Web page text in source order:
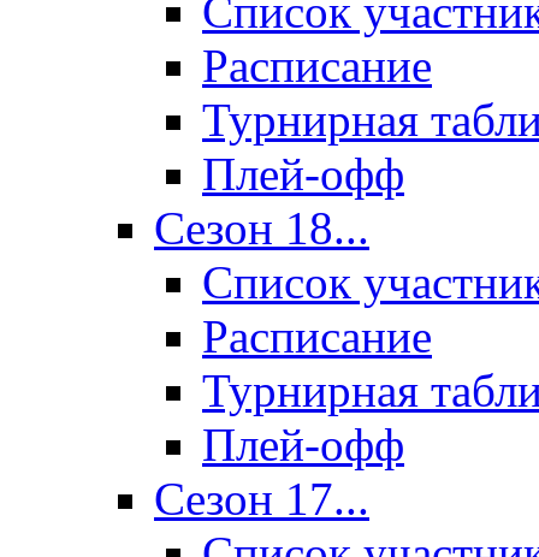
Список
Расписание
Турнирная
Плей-офф
Сезон 18...
Список
Расписание
Турнирная
Плей-офф
Сезон 17...